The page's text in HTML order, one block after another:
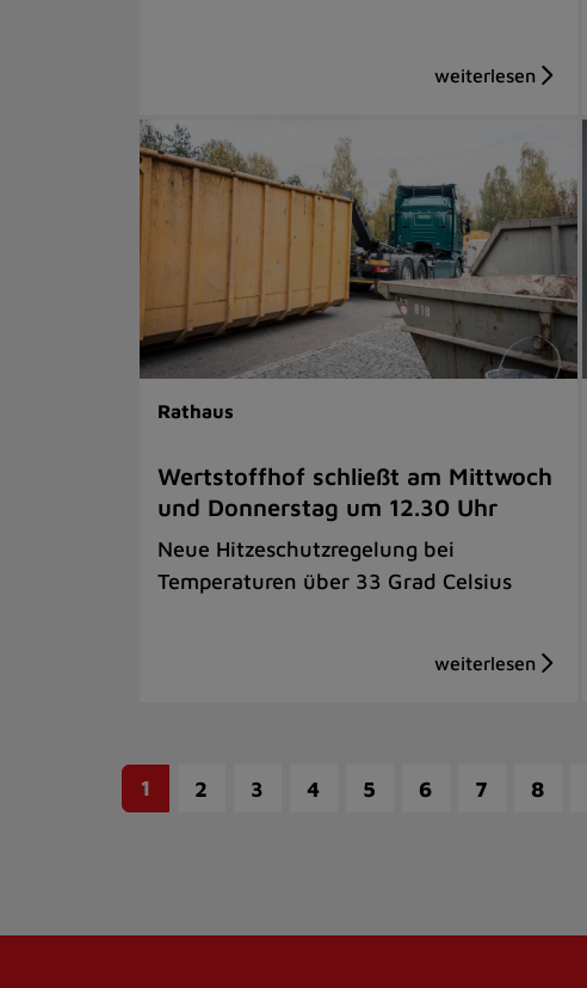
Rathaus
Wertstoffhof schließt am Mittwoch
und Donnerstag um 12.30 Uhr
Neue Hitzeschutzregelung bei
Temperaturen über 33 Grad Celsius
1 2 3 4 5 6 7 8